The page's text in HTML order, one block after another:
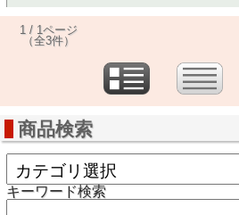
1 / 1ページ
（全3件）
商品検索
キーワード検索